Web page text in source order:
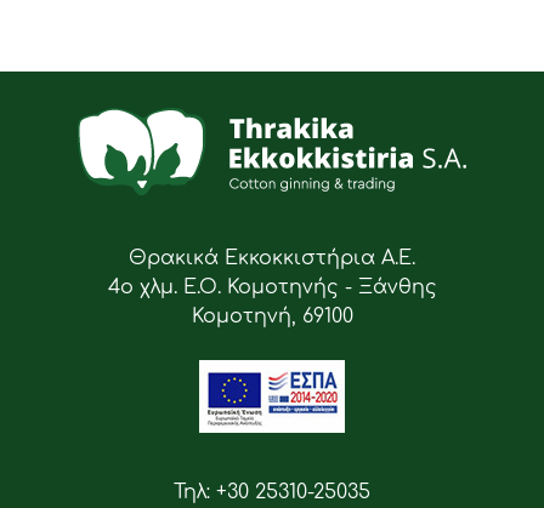
Θρακικά Εκκοκκιστήρια Α.Ε.
4ο χλμ. Ε.Ο. Κομοτηνής - Ξάνθης
Κομοτηνή, 69100
Τηλ: +30 25310-25035